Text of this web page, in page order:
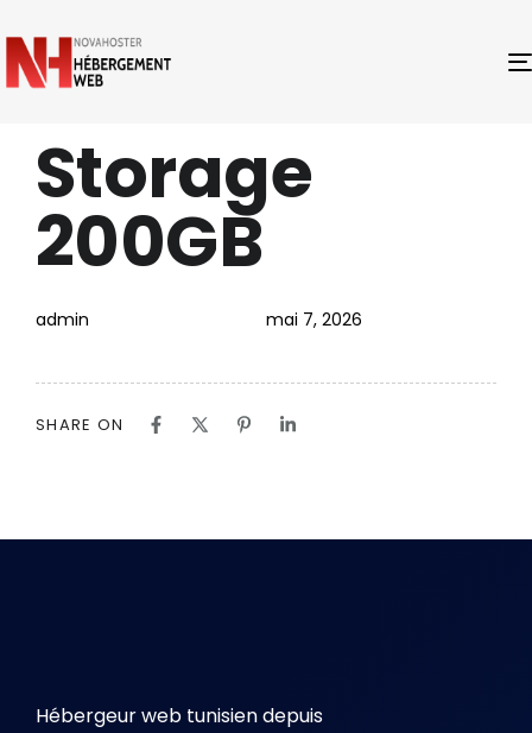
PUBLISHED
IN:
Storage
200GB
Author
admin
Published
on:
mai 7, 2026
SHARE ON
Hébergeur web tunisien depuis